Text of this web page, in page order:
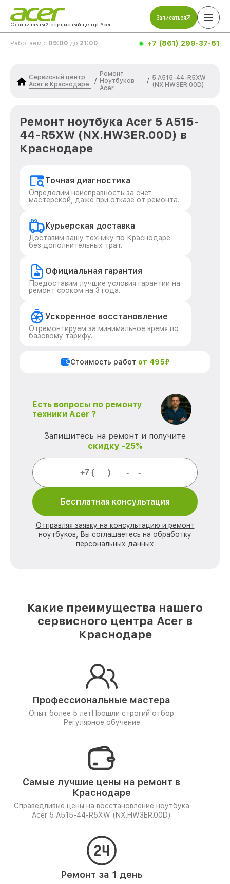
Официальный сервисный центр Acer
Записаться
Работаем с 09:00 до 21:00 +7 (861) 299-37-61
Сервисный центр
Acer в Краснодаре
/
Ремонт
Ноутбуков
Acer
/ 5 A515-44-R5XW
(NX.HW3ER.00D)
Ремонт ноутбука Acer 5 A515-
44-R5XW (NX.HW3ER.00D) в
Краснодаре
Точная диагностика
Определим неисправность за счет
мастерской, даже при отказе от ремонта.
Курьерская доставка
Доставим вашу технику по Краснодаре
без дополнительных трат.
Официальная гарантия
Предоставим лучшие условия гарантии на
ремонт сроком на 3 года.
Ускоренное восстановление
Отремонтируем за минимальное время по
базовому тарифу.
Стоимость работ от 495₽
Есть вопросы по ремонту
техники Acer ?
Запишитесь на ремонт и получите
скидку -25%
Бесплатная консультация
Отправляя заявку на консультацию и ремонт
ноутбуков, Вы соглашаетесь на обработку
персональных данных
Какие преимущества нашего
сервисного центра Acer в
Краснодаре
Профессиональные мастера
Опыт более 5 лет Прошли строгий отбор
Регулярное обучение
Самые лучшие цены на ремонт в
Краснодаре
Справедливые цены на восстановление ноутбука
Acer 5 A515-44-R5XW (NX.HW3ER.00D)
Ремонт за 1 день